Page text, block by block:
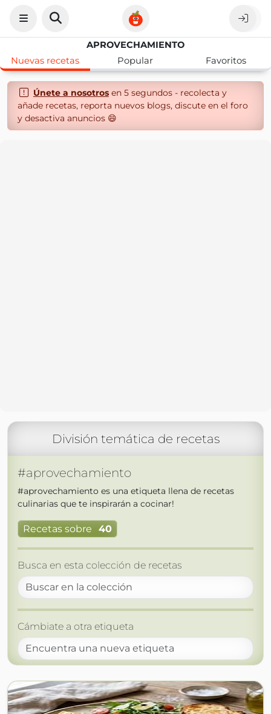
APROVECHAMIENTO
Nuevas recetas
Popular Favoritos
Únete a nosotrosen 5 segundos - recolecta y
añade recetas, reporta nuevos blogs, discute en el foro
y desactiva anuncios 😄
División temática de recetas
#aprovechamiento
#aprovechamiento es una etiqueta llena de recetas
culinarias que te inspirarán a cocinar!
Recetas sobre 40
Busca en esta colección de recetas
Cámbiate a otra etiqueta